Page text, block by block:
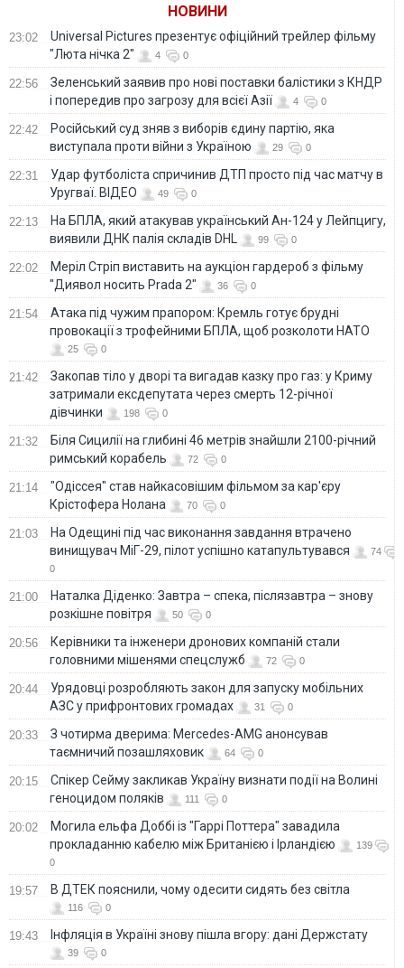
НОВИНИ
23:02
Universal Pictures презентує офіційний трейлер фільму
"Люта нічка 2"
4 0
22:56
Зеленський заявив про нові поставки балістики з КНДР
і попередив про загрозу для всієї Азії
4 0
22:42
Російський суд зняв з виборів єдину партію, яка
виступала проти війни з Україною
29 0
22:31
Удар футболіста спричинив ДТП просто під час матчу в
Уругваї. ВІДЕО
49 0
22:13
На БПЛА, який атакував український Ан-124 у Лейпцигу,
виявили ДНК палія складів DHL
99 0
22:02
Меріл Стріп виставить на аукціон гардероб з фільму
"Диявол носить Prada 2"
36 0
21:54
Атака під чужим прапором: Кремль готує брудні
провокації з трофейними БПЛА, щоб розколоти НАТО
25 0
21:42
Закопав тіло у дворі та вигадав казку про газ: у Криму
затримали ексдепутата через смерть 12-річної
дівчинки
198 0
21:32
Біля Сицилії на глибині 46 метрів знайшли 2100-річний
римський корабель
72 0
21:14
"Одіссея" став найкасовішим фільмом за кар'єру
Крістофера Нолана
70 0
21:03
На Одещині під час виконання завдання втрачено
винищувач МіГ-29, пілот успішно катапультувався
74
0
21:00
Наталка Діденко: Завтра – спека, післязавтра – знову
розкішне повітря
50 0
20:56
Керівники та інженери дронових компаній стали
головними мішенями спецслужб
72 0
20:44
Урядовці розробляють закон для запуску мобільних
АЗС у прифронтових громадах
31 0
20:33
З чотирма дверима: Mercedes-AMG анонсував
таємничий позашляховик
64 0
20:15
Спікер Сейму закликав Україну визнати події на Волині
геноцидом поляків
111 0
20:02
Могила ельфа Доббі із "Гаррі Поттера" завадила
прокладанню кабелю між Британією і Ірландією
139
0
19:57 В ДТЕК пояснили, чому одесити сидять без світла
116 0
19:43 Інфляція в Україні знову пішла вгору: дані Держстату
39 0